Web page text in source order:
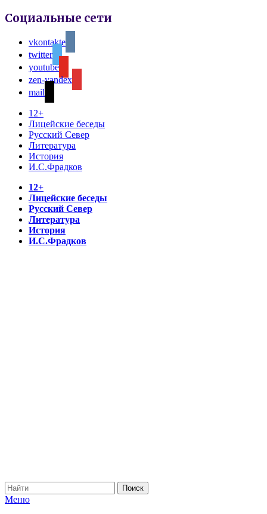
Социальные сети
vkontakte
twitter
youtube
zen-yandex
mail
12+
Лицейские беседы
Русский Север
Литература
История
И.С.Фрадков
12+
Лицейские беседы
Русский Север
Литература
История
И.С.Фрадков
Меню